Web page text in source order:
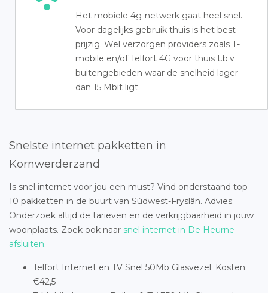
Het mobiele 4g-netwerk gaat heel snel.
Voor dagelijks gebruik thuis is het best
prijzig. Wel verzorgen providers zoals T-
mobile en/of Telfort 4G voor thuis t.b.v
buitengebieden waar de snelheid lager
dan 15 Mbit ligt.
Snelste internet pakketten in
Kornwerderzand
Is snel internet voor jou een must? Vind onderstaand top
10 pakketten in de buurt van Súdwest-Fryslân. Advies:
Onderzoek altijd de tarieven en de verkrijgbaarheid in jouw
woonplaats. Zoek ook naar snel internet in De Heurne
afsluiten.
Telfort Internet en TV Snel 50Mb Glasvezel. Kosten:
€42,5